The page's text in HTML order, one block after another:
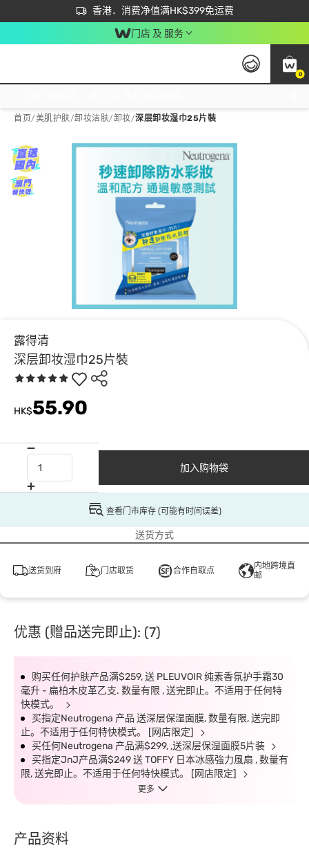
香港．消费净值满HK$399免运费
立即成为易赏钱会员尽享独家优惠
首次APP下单买满$450 输入 NEWAPP 即减$50
门店 及 服务
0
首页/美肌护肤/卸妆洁肤/卸妆/深层卸妆湿巾25片裝
露得清
深层卸妆湿巾25片裝
HK$55.90
加入购物袋
查看门市库存 (可能有时间误差)
送货方式
送货到府 门店取货 合作自取点
内地跨境直
邮
优惠 (赠品送完即止): (7)
购买任何护肤产品满$259, 送 PLEUVOIR 纯素香氛护手霜30
毫升 - 扁柏木皮革乙支. 数量有限 , 送完即止。不适用于任何特
快模式。
买指定Neutrogena 产品 送深层保湿面膜, 数量有限, 送完即
止。不适用于任何特快模式。 [网店限定]
买任何Neutrogena 产品满$299, ,送深层保湿面膜5片装
买指定JnJ产品满$249 送 TOFFY 日本冰感強力風扇 , 数量有
限, 送完即止。不适用于任何特快模式。 [网店限定]
更多
产品资料